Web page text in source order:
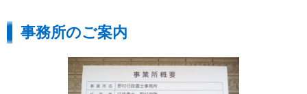
事務所のご案内